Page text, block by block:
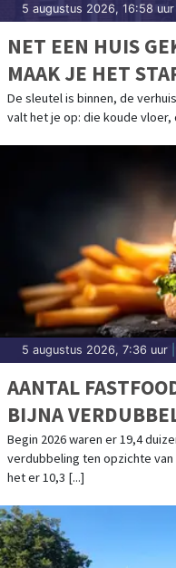
5 augustus 2026, 16:58 uur
NET EEN HUIS
MAAK JE HET
DUURZAMER
De sleutel is binnen, de
valt het je op: die koude
5 augustus 2026, 7:36 uur
AANTAL
BIJNA
Begin 2026 waren er 19,4
verdubbeling ten opzichte van
het er 10,3 [...]